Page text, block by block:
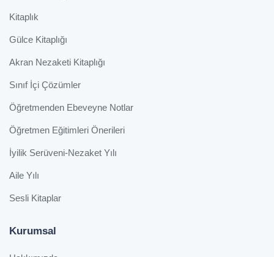
Kitaplık
Gülce Kitaplığı
Akran Nezaketi Kitaplığı
Sınıf İçi Çözümler
Öğretmenden Ebeveyne Notlar
Öğretmen Eğitimleri Önerileri
İyilik Serüveni-Nezaket Yılı
Aile Yılı
Sesli Kitaplar
Kurumsal